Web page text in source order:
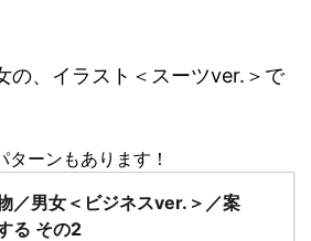
の、イラスト＜スーツver.＞で
ーンもあります！
／男女＜ビジネスver.＞／案
る その2